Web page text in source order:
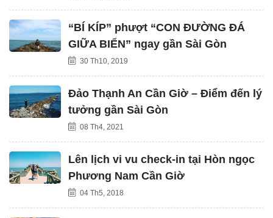
“BÍ KÍP” phượt “CON ĐƯỜNG ĐÁ
GIỮA BIỂN” ngay gần Sài Gòn
30 Th10, 2019
Đảo Thạnh An Cần Giờ – Điểm đến lý
tưởng gần Sài Gòn
08 Th4, 2021
Lên lịch vi vu check-in tại Hòn ngọc
Phương Nam Cần Giờ
04 Th5, 2018